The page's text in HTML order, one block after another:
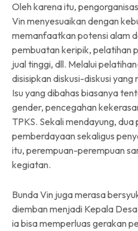
Oleh karena itu,
Vin menyesuaikan dengan
memanfaatkan potensi alam
pembuatan keripik, pelatihan
jual tinggi, dll. Melalui
disisipkan diskusi-diskusi yang
Isu yang dibahas biasanya
gender, pencegahan
TPKS. Sekali mendayung,
pemberdayaan sekaligus
itu, perempuan-perempuan
kegiatan.
Bunda Vin juga merasa
diemban menjadi Kepala
ia bisa memperluas gerakan